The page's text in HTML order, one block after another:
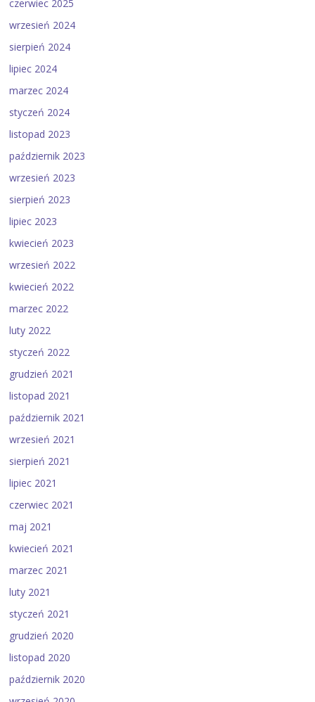
czerwiec 2025
wrzesień 2024
sierpień 2024
lipiec 2024
marzec 2024
styczeń 2024
listopad 2023
październik 2023
wrzesień 2023
sierpień 2023
lipiec 2023
kwiecień 2023
wrzesień 2022
kwiecień 2022
marzec 2022
luty 2022
styczeń 2022
grudzień 2021
listopad 2021
październik 2021
wrzesień 2021
sierpień 2021
lipiec 2021
czerwiec 2021
maj 2021
kwiecień 2021
marzec 2021
luty 2021
styczeń 2021
grudzień 2020
listopad 2020
październik 2020